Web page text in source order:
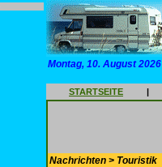
Montag, 10. August 2026
STARTSEITE |
Nachrichten > Touristik